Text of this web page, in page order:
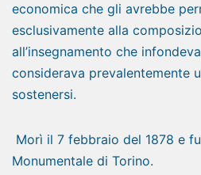
economica che gli avrebbe
esclusivamente alla
all’insegnamento che
considerava prevalentemente
sostenersi.
Morì il 7 febbraio del 1878 e
Monumentale di Torino.